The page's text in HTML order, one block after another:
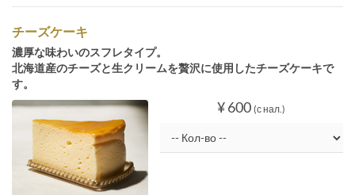
チーズケーキ
濃厚な味わいのスフレタイプ。
北海道産のチーズと生クリームを贅沢に使用したチーズケーキで
す。
¥ 600 (с нал.)